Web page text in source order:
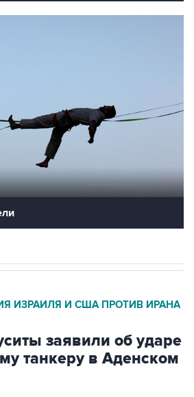
ИЗРАИЛЯ И США ПРОТИВ ИРАНА
заявили об ударе
танкеру в Аденском